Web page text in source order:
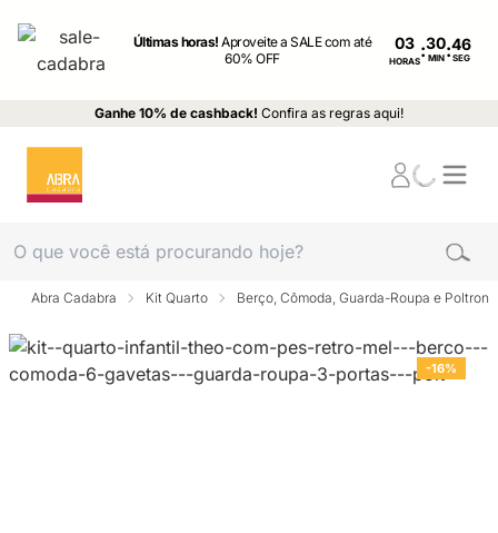
Últimas horas!Aproveite a SALE com até
60% OFF
03
HORAS: MIN : SEG
Ganhe 10% de cashback! Confira as regras aqui!
Abra Cadabra Kit Quarto Berço, Cômoda, Guarda-Roupa e Poltrona
-16%